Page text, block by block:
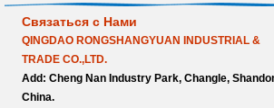
Связаться с Нами
QINGDAO RONGSHANGYUAN INDUSTRIAL &
TRADE CO.,LTD.
Add: Cheng Nan Industry Park, Changle,
China.